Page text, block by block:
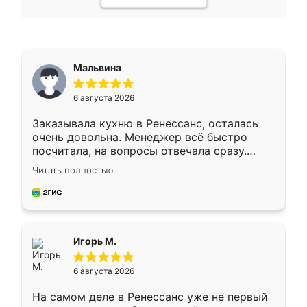
Мальвина
6 августа 2026
Заказывала кухню в Ренессанс, осталась
очень довольна. Менеджер всё быстро
посчитала, на вопросы отвечала сразу.
Замерщик приехал в субботу, подошёл к
делу со всей ответственностью. Собрали
за день, ребята работали аккуратно, даже
Читать полностью
Игорь М.
6 августа 2026
На самом деле в Ренессанс уже не первый